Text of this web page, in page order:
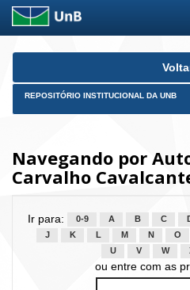
Skip
REPOSITÓRIO INSTITUCIONAL DA UNB
Navegando por
Carvalho
Ir para: 0-9 A B C
J
K L M N O
U
V W
ou entre com as